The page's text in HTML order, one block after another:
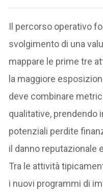
Il percorso operativo
svolgimento di una
mappare le prime tre
la maggiore
deve combinare
qualitative, prendendo
potenziali perdite
il danno reputazionale
Tra le attività
i nuovi programmi di